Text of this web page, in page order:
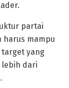
partai
harus mampu
yang
dari